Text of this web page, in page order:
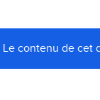
Le contenu de cet